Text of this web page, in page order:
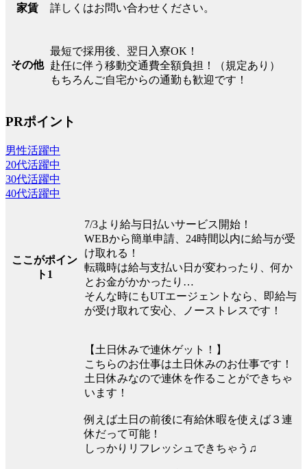
家賃 詳しくはお問い合わせください。
その他
最短で採用後、翌日入寮OK！
赴任に伴う移動交通費全額負担！（規定あり）
もちろんご自宅からの通勤も歓迎です！
PRポイント
男性活躍中
20代活躍中
30代活躍中
40代活躍中
ここがポイン
ト1
7/3より給与日払いサービス開始！
WEBから簡単申請、24時間以内に給与が受
け取れる！
転職時は給与支払い日が変わったり、何か
とお金がかかったり…
そんな時にもUTエージェントなら、即給与
が受け取れて安心、ノーストレスです！
【土日休みで連休ゲット！】
こちらのお仕事は土日休みのお仕事です！
土日休みなので連休を作ることができちゃ
います！
例えば土日の前後に有給休暇を使えば３連
休だって可能！
しっかりリフレッシュできちゃう♫